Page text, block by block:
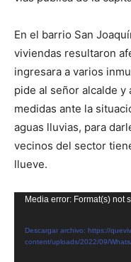
En el barrio San
viviendas resultaron
ingresara a varios
pide al señor alcalde
medidas ante la
aguas lluvias, para
vecinos del sector
llueve.
Media error: Format(s) not
Descargar archivo: https://
content/uploads/2022/09/